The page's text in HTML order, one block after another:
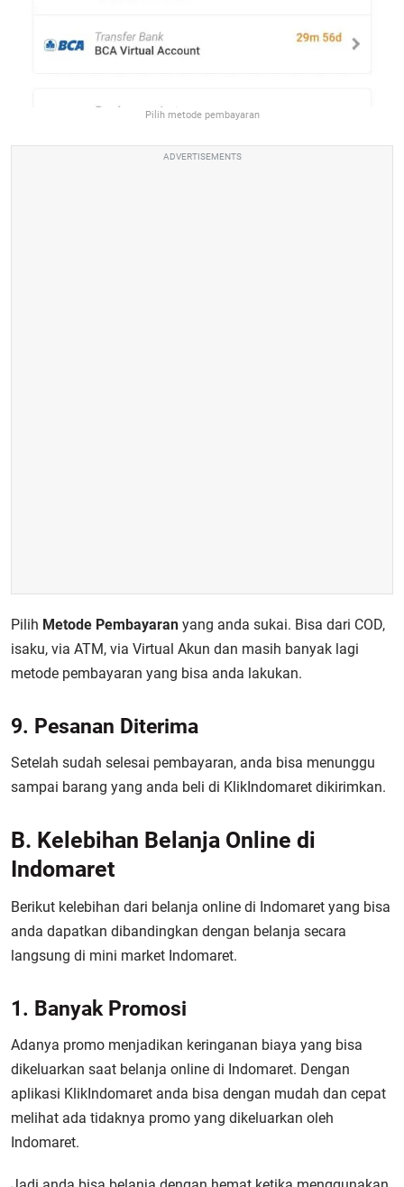
Pilih metode pembayaran
ADVERTISEMENTS
Pilih Metode Pembayaran yang anda sukai. Bisa dari COD,
isaku, via ATM, via Virtual Akun dan masih banyak lagi
metode pembayaran yang bisa anda lakukan.
9. Pesanan Diterima
Setelah sudah selesai pembayaran, anda bisa menunggu
sampai barang yang anda beli di KlikIndomaret dikirimkan.
B. Kelebihan Belanja Online di
Indomaret
Berikut kelebihan dari belanja online di Indomaret yang bisa
anda dapatkan dibandingkan dengan belanja secara
langsung di mini market Indomaret.
1. Banyak Promosi
Adanya promo menjadikan keringanan biaya yang bisa
dikeluarkan saat belanja online di Indomaret. Dengan
aplikasi KlikIndomaret anda bisa dengan mudah dan cepat
melihat ada tidaknya promo yang dikeluarkan oleh
Indomaret.